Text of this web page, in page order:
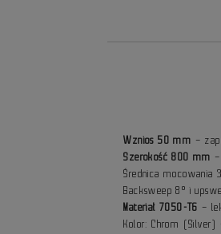
Wznios 50 mm –
Szerokość 800 mm
Średnica
Backsweep 8° i
Materiał 7050-T6 –
Kolor: Chrom